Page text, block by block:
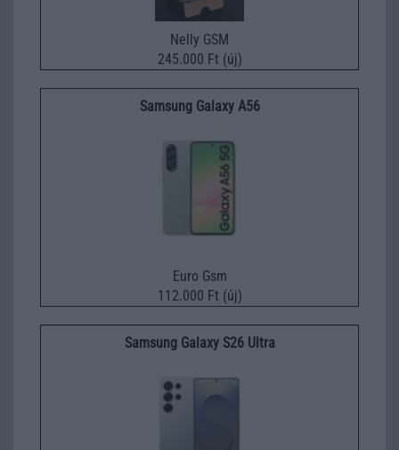
Nelly GSM
245.000 Ft (új)
Samsung Galaxy A56
Euro Gsm
112.000 Ft (új)
Samsung Galaxy S26 Ultra